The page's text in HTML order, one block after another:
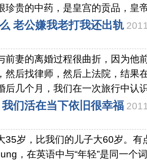
珍贵的中药，是皇宫的贡品，皇
老公嫌我老打我还出轨
前妻的离婚过程很曲折，因为他
然后找律师，然后上法院，结果
后几个月，我们在一次旅行中认
们活在当下依旧很幸福
35岁，比我们的儿子大60岁。有
，在英语中与“年轻”是同一个